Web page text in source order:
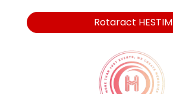
Rotaract HESTIM